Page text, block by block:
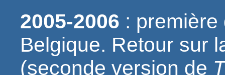
2005-2006 :
Belgique. Retour sur
(seconde version de